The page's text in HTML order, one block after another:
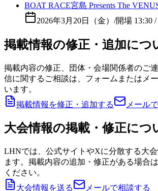
BOAT RACE宮島 Presents The
2026年3月20日（金） /開場 13:30
掲載情報の修正・追加につ
掲載内容の修正、団体・会場関係者のご
信に関するご相談は、フォームまたはメ
います。
掲載情報を修正・追加する
メール
大会情報の掲載・修正につ
LHNでは、公式サイトやXに分散する大
ます。掲載内容の追加・修正がある場合
ください。
大会情報を送る
メールで相談する